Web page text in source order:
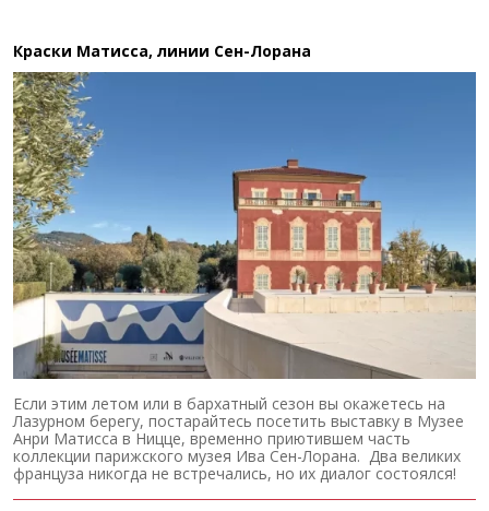
Краски Матисса, линии Сен-Лорана
Если этим летом или в бархатный сезон вы окажетесь на
Лазурном берегу, постарайтесь посетить выставку в Музее
Анри Матисса в Ницце, временно приютившем часть
коллекции парижского музея Ива Сен-Лорана. Два великих
француза никогда не встречались, но их диалог состоялся!